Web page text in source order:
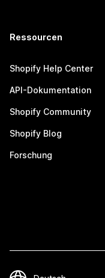
Ressourcen
Shopify Help Center
API-Dokumentation
Shopify Community
Shopify Blog
Forschung